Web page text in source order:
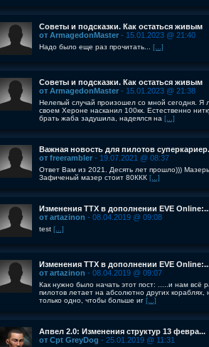
Советы и подсказки. Как остаться живым
от ArmagedonMaster - 15.01.2023 @ 21:40
Надо было еще раз прочитать... [...]
Советы и подсказки. Как остаться живым
от ArmagedonMaster - 15.01.2023 @ 21:38
Нелепый случай произошел со мной сегодня. Я
своем Хероне насканил 100кк. Естественно
брать жаба задушила, надеялся на [...]
Важная новость для пилотов
от freerambler - 19.07.2021 @ 08:37
Ответ Вам из 2021. Десять лет прошло)))
Зафиченый мазер стоит 80ККК [...]
Изменения ТТХ в дополнении EVE
от artazinon - 08.04.2019 @ 09:08
test [...]
Изменения ТТХ в дополнении EVE
от artazinon - 08.04.2019 @ 09:07
Как нужно было начать этот пост: .....и нам всё
пилотов летает на абсолютно других кораблях,
только одно, чтобы больше иг [...]
Апвел 2.0: Изменения структур 13 февра...
от Cpt GreyDog - 25.01.2019 @ 11:31